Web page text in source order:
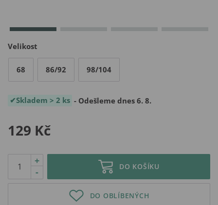
Velikost
68 86/92 98/104
Skladem > 2 ks - Odešleme dnes 6. 8.
129 Kč
-
+
DO KOŠÍKU
DO OBLÍBENÝCH